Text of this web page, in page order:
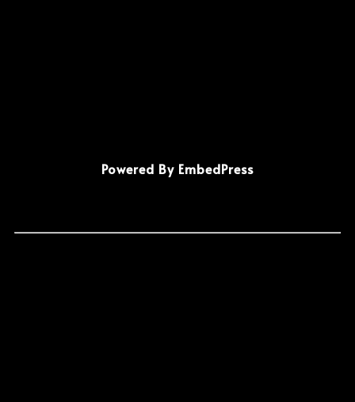
Powered By EmbedPress